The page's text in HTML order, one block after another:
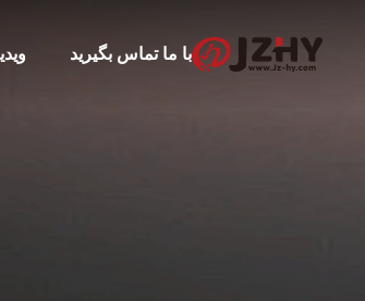
با ما تماس بگیرید